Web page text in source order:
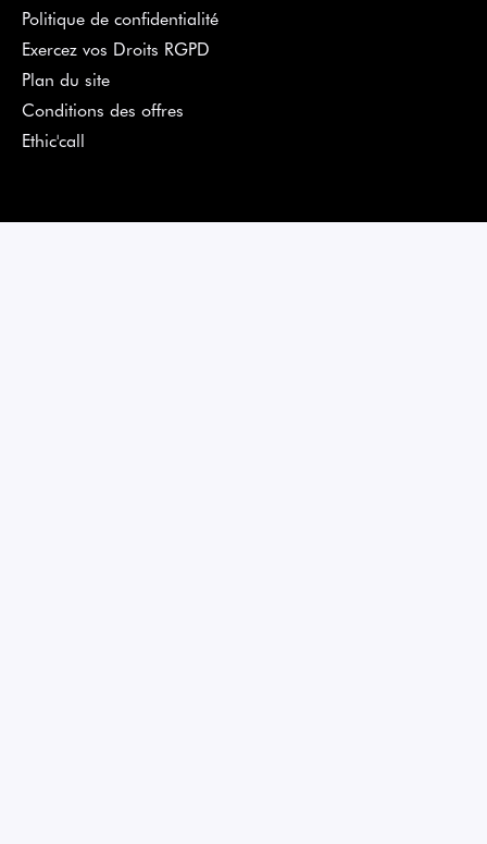
Politique de confidentialité
Exercez vos Droits RGPD
Plan du site
Conditions des offres
Ethic'call